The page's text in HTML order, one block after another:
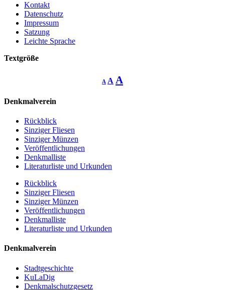
Kontakt
Datenschutz
Impressum
Satzung
Leichte Sprache
Textgröße
A
Decrease
font
A Reset
font
A
Denkmalverein
Rückblick
Sinziger Fliesen
Sinziger Münzen
Veröffentlichungen
Denkmalliste
Literaturliste und Urkunden
Rückblick
Sinziger Fliesen
Sinziger Münzen
Veröffentlichungen
Denkmalliste
Literaturliste und Urkunden
Denkmalverein
Stadtgeschichte
KuLaDig
Denkmalschutzgesetz